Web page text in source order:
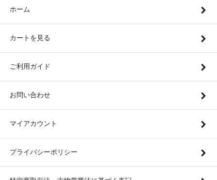
ホーム
カートを見る
ご利用ガイド
お問い合わせ
マイアカウント
プライバシーポリシー